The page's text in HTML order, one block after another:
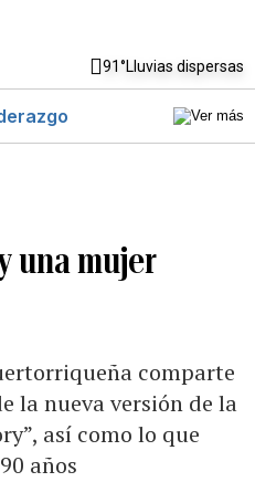
91°Lluvias dispersas
una mujer
comparte
la nueva versión de la
así como lo que
años